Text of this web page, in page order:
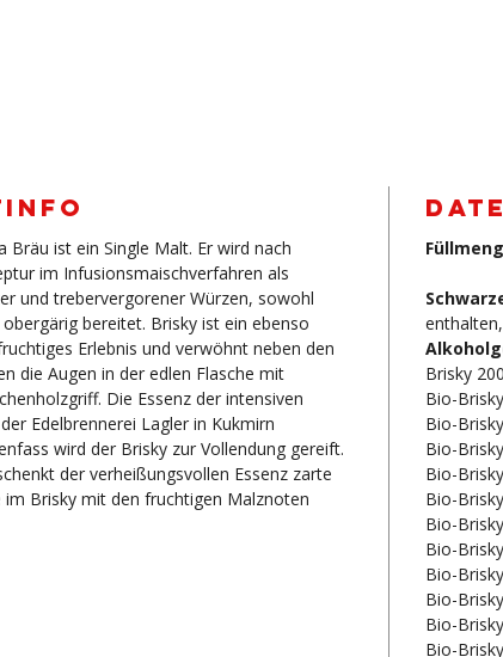
Bräu ist ein Single Malt. Er wird nach
im Infusionsmaischverfahren als
und trebervergorener Würzen, sowohl
bereitet. Brisky ist ein ebenso
Erlebnis und verwöhnt neben den
die Augen in der edlen Flasche mit
Die Essenz der intensiven
Edelbrennerei Lagler in Kukmirn
wird der Brisky zur Vollendung gereift.
der verheißungsvollen Essenz zarte
im Brisky mit den fruchtigen Malznoten
Brisky
Bio-
Bio-
Bio-
Bio-
Bio-
Bio-
Bio-
Bio-
Bio-
Bio-
Bio-